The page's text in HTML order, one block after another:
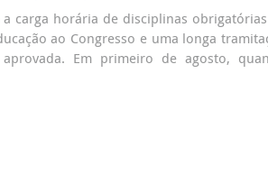
carga horária de disciplinas
ao Congresso e uma longa
Em primeiro de agosto,